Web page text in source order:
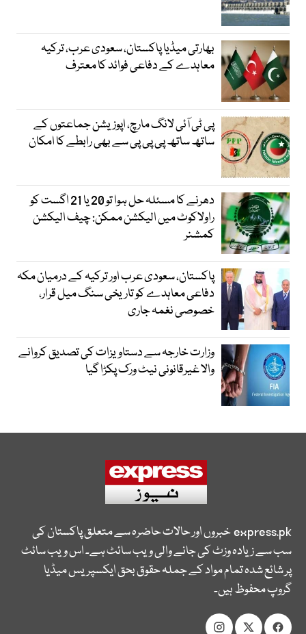
بھارتی میڈیا پاکستان، سعودی عرب، ترکیہ
معاہدے کے دفاعی فوائد کا معترف
پی ٹی آئی لانگ مارچ، اپوزیشن جماعتوں کے
ساتھ ساتھ پی پی پی سے بھی رابطے کا امکان
دھرنے کا مسئلہ حل ہوا تو 20 یا 21 اگست کو
راولاکوٹ میں الیکشن ممکن: چیف الیکشن
کمشنر
پاکستان، سعودی عرب اور ترکیہ کے درمیان مکہ
دفاعی معاہدے کو تاریخی سنگ میل قرار،
خصوصی نغمہ جاری
وزارت خارجہ سے دستاویزات کی تصدیق کروانے
والا غیرقانونی نیٹ ورک پکڑا گیا
express.pkخبروں اور حالات حاضرہ سے متعلق پاکستان کی
سب سے زیادہ وزٹ کی جانے والی ویب سائٹ ہے۔ اس ویب سائٹ
پر شائع شدہ تمام مواد کے جملہ حقوق بحق ایکسپریس میڈیا
گروپ محفوظ ہیں۔